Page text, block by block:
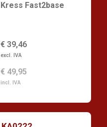
Kress Fast2base
€ 39,46
excl. IVA
€ 49,95
incl. IVA